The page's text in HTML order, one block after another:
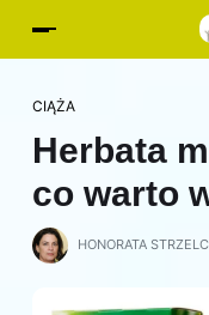
CIĄŻA
Herbata
co warto
HONORATA